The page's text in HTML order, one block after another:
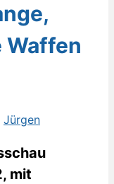
Waffen
Jürgen
mit